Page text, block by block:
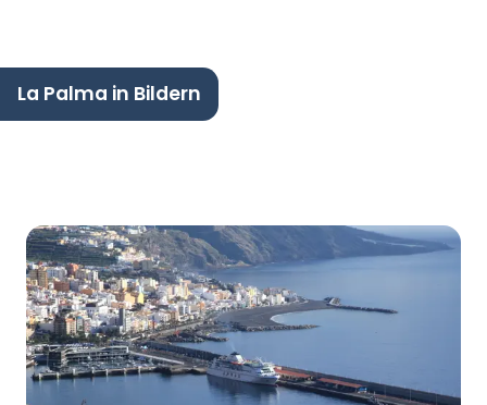
La Palma in Bildern